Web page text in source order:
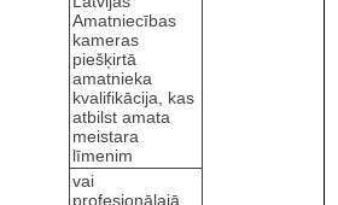
Amatniecības
kameras
piešķirtā
amatnieka
kvalifikācija, kas
atbilst amata
meistara
līmenim
vai
profesionālajā